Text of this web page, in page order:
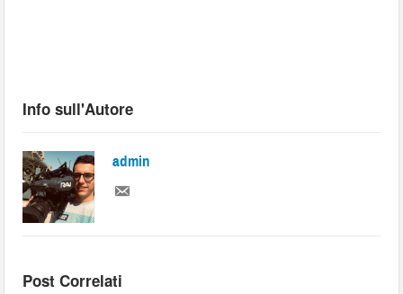
Info sull'Autore
admin
Post Correlati